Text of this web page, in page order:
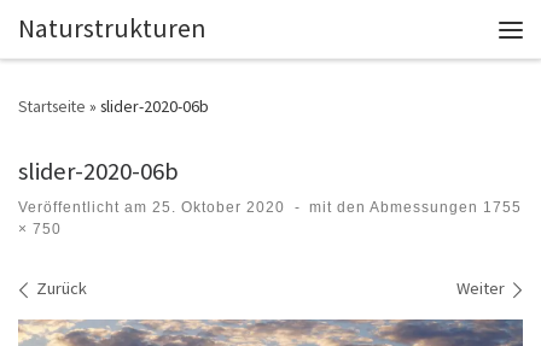
Zum Inhalt springen
Naturstrukturen
Startseite » slider-2020-06b
slider-2020-06b
Veröffentlicht am 25. Oktober 2020 - mit den Abmessungen 1755
× 750
Bilder Navigation
Zurück Weiter